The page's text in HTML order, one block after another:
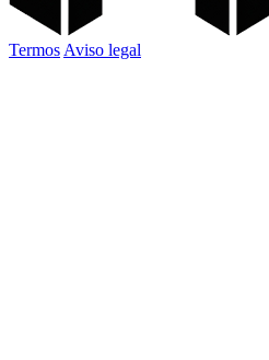
Termos Aviso legal